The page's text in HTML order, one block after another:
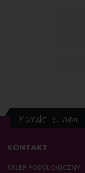
Kontakt z nami
KONTAKT
SKLEP PODOLOGICZNY